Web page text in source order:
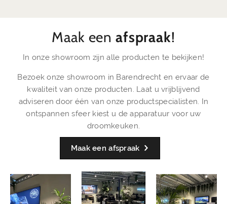
Maak een afspraak!
In onze showroom zijn alle producten te bekijken!
Bezoek onze showroom in Barendrecht en ervaar de
kwaliteit van onze producten. Laat u vrijblijvend
adviseren door één van onze productspecialisten. In
ontspannen sfeer kiest u de apparatuur voor uw
droomkeuken.
Maak een afspraak